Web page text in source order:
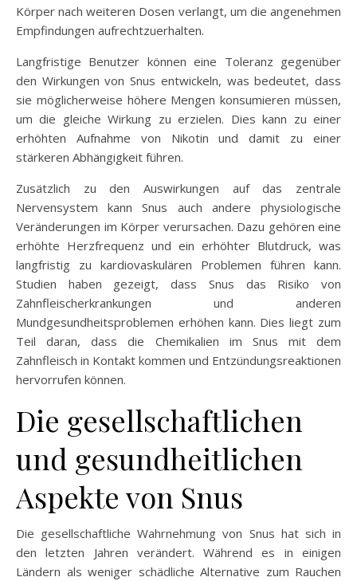
Körper nach weiteren Dosen verlangt, um die angenehmen
Empfindungen aufrechtzuerhalten.
Langfristige Benutzer können eine Toleranz gegenüber
den Wirkungen von Snus entwickeln, was bedeutet, dass
sie möglicherweise höhere Mengen konsumieren müssen,
um die gleiche Wirkung zu erzielen. Dies kann zu einer
erhöhten Aufnahme von Nikotin und damit zu einer
stärkeren Abhängigkeit führen.
Zusätzlich zu den Auswirkungen auf das zentrale
Nervensystem kann Snus auch andere physiologische
Veränderungen im Körper verursachen. Dazu gehören eine
erhöhte Herzfrequenz und ein erhöhter Blutdruck, was
langfristig zu kardiovaskulären Problemen führen kann.
Studien haben gezeigt, dass Snus das Risiko von
Zahnfleischerkrankungen und anderen
Mundgesundheitsproblemen erhöhen kann. Dies liegt zum
Teil daran, dass die Chemikalien im Snus mit dem
Zahnfleisch in Kontakt kommen und Entzündungsreaktionen
hervorrufen können.
Die gesellschaftlichen
und gesundheitlichen
Aspekte von Snus
Die gesellschaftliche Wahrnehmung von Snus hat sich in
den letzten Jahren verändert. Während es in einigen
Ländern als weniger schädliche Alternative zum Rauchen